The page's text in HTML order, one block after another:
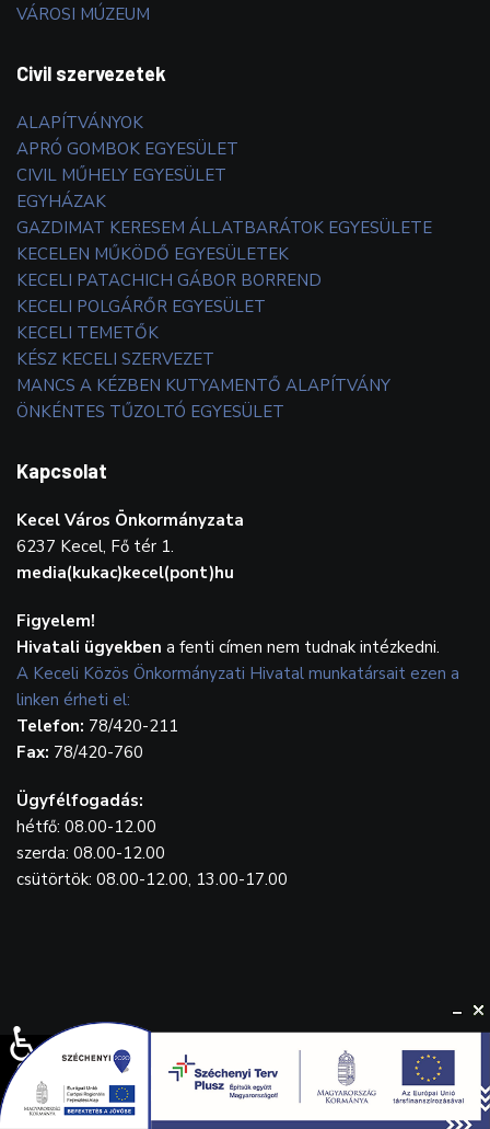
VÁROSI MÚZEUM
Civil szervezetek
ALAPÍTVÁNYOK
APRÓ GOMBOK EGYESÜLET
CIVIL MŰHELY EGYESÜLET
EGYHÁZAK
GAZDIMAT KERESEM ÁLLATBARÁTOK EGYESÜLETE
KECELEN MŰKÖDŐ EGYESÜLETEK
KECELI PATACHICH GÁBOR BORREND
KECELI POLGÁRŐR EGYESÜLET
KECELI TEMETŐK
KÉSZ KECELI SZERVEZET
MANCS A KÉZBEN KUTYAMENTŐ ALAPÍTVÁNY
ÖNKÉNTES TŰZOLTÓ EGYESÜLET
Kapcsolat
Kecel Város Önkormányzata
6237 Kecel, Fő tér 1.
media(kukac)kecel(pont)hu
Figyelem!
Hivatali ügyekben a fenti címen nem tudnak intézkedni.
A Keceli Közös Önkormányzati Hivatal munkatársait ezen a
linken érheti el:
Telefon: 78/420-211
Fax: 78/420-760
Ügyfélfogadás:
hétfő: 08.00-12.00
szerda: 08.00-12.00
csütörtök: 08.00-12.00, 13.00-17.00
© {2023} Kecel.hu. Designed byWebGrafika.hu
Drónfelvétel: Balla Tamás